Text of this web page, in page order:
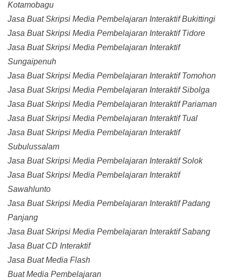
Kotamobagu
Jasa Buat Skripsi Media Pembelajaran Interaktif Bukittingi
Jasa Buat Skripsi Media Pembelajaran Interaktif Tidore
Jasa Buat Skripsi Media Pembelajaran Interaktif
Sungaipenuh
Jasa Buat Skripsi Media Pembelajaran Interaktif Tomohon
Jasa Buat Skripsi Media Pembelajaran Interaktif Sibolga
Jasa Buat Skripsi Media Pembelajaran Interaktif Pariaman
Jasa Buat Skripsi Media Pembelajaran Interaktif Tual
Jasa Buat Skripsi Media Pembelajaran Interaktif
Subulussalam
Jasa Buat Skripsi Media Pembelajaran Interaktif Solok
Jasa Buat Skripsi Media Pembelajaran Interaktif
Sawahlunto
Jasa Buat Skripsi Media Pembelajaran Interaktif Padang
Panjang
Jasa Buat Skripsi Media Pembelajaran Interaktif Sabang
Jasa Buat CD Interaktif
Jasa Buat Media Flash
Buat Media Pembelajaran